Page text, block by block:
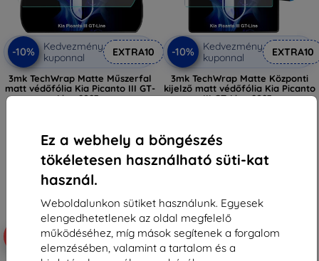
Ez a webhely a böngészés
tökéletesen használható süti-kat
használ.
Weboldalunkon sütiket használunk. Egyesek
elengedhetetlenek az oldal megfelelő
működéséhez, míg mások segítenek a forgalom
elemzésében, valamint a tartalom és a
-10%
Kedvezmény
kuponnal
EXTRA10
3mk TechWrap Matte Műszerfal
matt védőfólia Kia Picanto III GT-
Line 2023-
Raktáron 3 darab
-10%
Kedvezmény
kuponnal
EXTRA10
3mk TechWrap Matte Központi
kijelző matt védőfólia Kia Picanto
III GT-Line 2023-
Raktáron 4 darab